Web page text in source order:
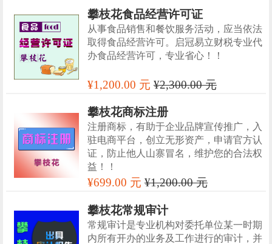
攀枝花食品经营许可证
从事食品销售和餐饮服务活动，应当依法
取得食品经营许可。启冠易立财税专业代
办食品经营许可，专业省心！！
¥1,200.00 元¥2,300.00 元
攀枝花商标注册
注册商标，有助于企业品牌宣传推广，入
驻电商平台，创立无形资产，申请官方认
证，防止他人山寨冒名，维护您的合法权
益！！
¥699.00 元¥1,200.00 元
攀枝花常规审计
常规审计是专业机构对委托单位某一时期
内所有开办的业务及工作进行的审计，并